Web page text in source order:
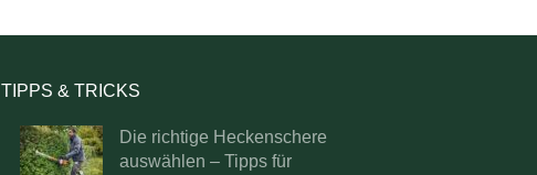
TIPPS & TRICKS
Die richtige Heckenschere
auswählen – Tipps für